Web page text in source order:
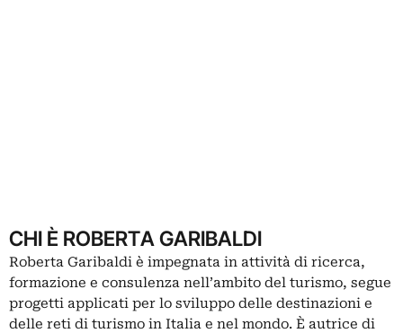
CHI È ROBERTA GARIBALDI
Roberta Garibaldi è impegnata in attività di ricerca,
formazione e consulenza nell’ambito del turismo, segue
progetti applicati per lo sviluppo delle destinazioni e
delle reti di turismo in Italia e nel mondo. È autrice di